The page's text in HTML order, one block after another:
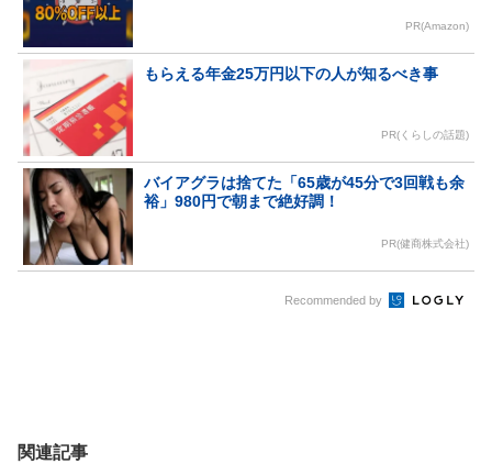
PR(Amazon)
もらえる年金25万円以下の人が知るべき事
PR(くらしの話題)
バイアグラは捨てた「65歳が45分で3回戦も余
裕」980円で朝まで絶好調！
PR(健商株式会社)
Recommended by
関連記事